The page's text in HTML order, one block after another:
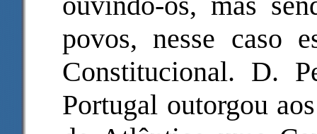
povos, nesse caso
Constitucional. D.
Portugal outorgou